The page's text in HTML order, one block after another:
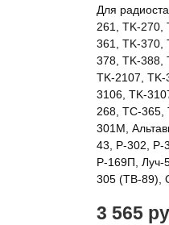
Для
261, TK-270,
361, TK-370,
378, TK-388,
TK-2107,
3106, TK-
268, TC-365,
301М,
43, P-302, P-
Р-169П, Луч-
305 (ТВ-89),
3 565